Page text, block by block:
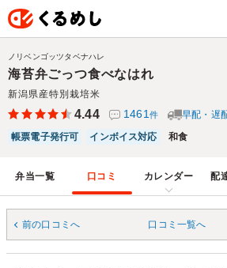
海苔弁ごっつ食べなはれ
新潟県産特別栽培米
ノリベンゴッツタベナハレ
4.44 1461 件 早配・遅
帳票電子発行可
インボイス対応 和食
弁当一覧 口コミ カレンダー 配
前の口コミへ 口コミ一覧へ